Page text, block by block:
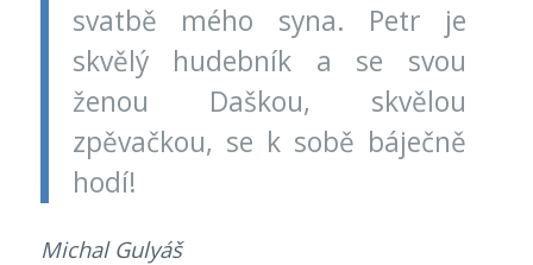
svatbě mého syna. Petr je
skvělý hudebník a se svou
ženou Daškou, skvělou
zpěvačkou, se k sobě báječně
hodí!
Michal Gulyáš